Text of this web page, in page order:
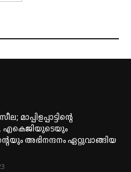
മാപ്പിളപ്പാട്ടിന്റെ
അഭിനന്ദനം ഏറ്റുവാങ്ങിയ